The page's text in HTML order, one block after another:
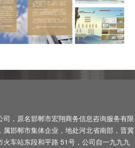
，原名邯郸市宏翔商务信息咨询服务有限
邯郸市集体企业，地处河北省南部，晋冀
车站东段和平路 51号，公司自一九九九